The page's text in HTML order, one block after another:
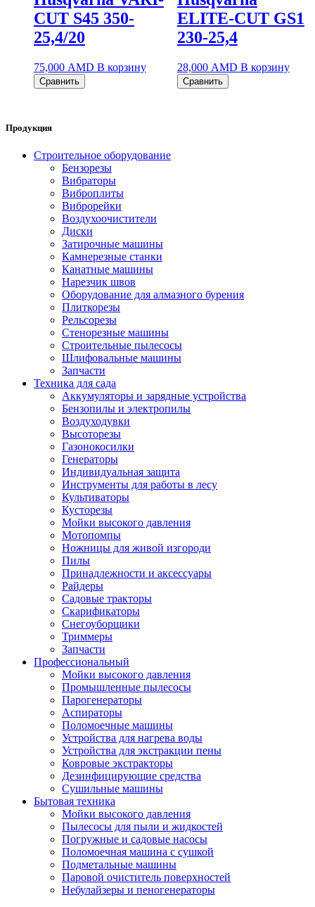
CUT S45 350-
25,4/20
75,000 AMD В корзину
Сравнить
ELITE-CUT GS1
230-25,4
28,000 AMD В корзину
Сравнить
Продукция
Строительное оборудование
Бензорезы
Вибраторы
Виброплиты
Виброрейки
Воздухоочистители
Диски
Затирочные машины
Камнерезные станки
Канатные машины
Нарезчик швов
Оборудование для алмазного бурения
Плиткорезы
Рельсорезы
Стенорезные машины
Строительные пылесосы
Шлифовальные машины
Запчасти
Техника для сада
Аккумуляторы и зарядные устройства
Бензопилы и электропилы
Воздуходувки
Высоторезы
Газонокосилки
Генераторы
Индивидуальная защита
Инструменты для работы в лесу
Культиваторы
Кусторезы
Мойки высокого давления
Мотопомпы
Ножницы для живой изгороди
Пилы
Принадлежности и аксессуары
Райдеры
Садовые тракторы
Скарификаторы
Снегоуборщики
Триммеры
Запчасти
Профессиональный
Мойки высокого давления
Промышленные пылесосы
Парогенераторы
Аспираторы
Поломоечные машины
Устройства для нагрева воды
Устройства для экстракции пены
Ковровые экстракторы
Дезинфицирующие средства
Сушильные машины
Бытовая техника
Мойки высокого давления
Пылесосы для пыли и жидкостей
Погружные и садовые насосы
Поломоечная машина с сушкой
Подметальные машины
Паровой очиститель поверхностей
Небулайзеры и пеногенераторы